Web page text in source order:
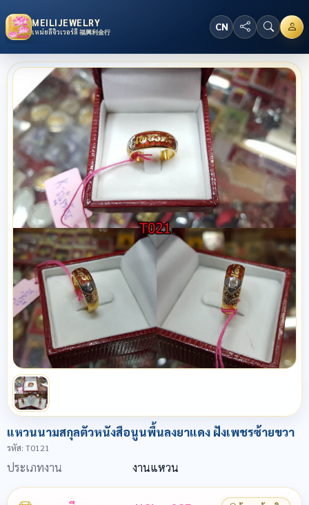
MEILIJEWELRY
เหม่ยลี่จิวเวอร์ลี่ 福興利金行 CN
แหวนนามสกุลตัวหนังสือนูนพื้นลงยาแดง ฝังเพชรซ้ายขวา
รหัส: T0121
ประเภทงาน งานแหวน